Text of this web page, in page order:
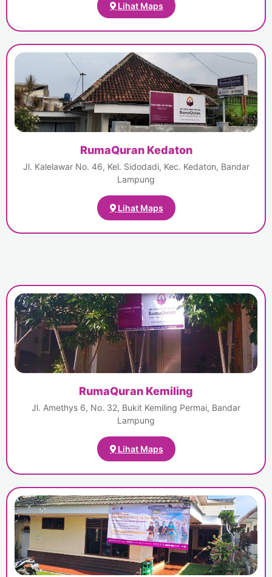
Lihat Maps
RumaQuran Kedaton
Jl. Kalelawar No. 46, Kel. Sidodadi, Kec. Kedaton, Bandar
Lampung
Lihat Maps
RumaQuran Kemiling
Jl. Amethys 6, No. 32, Bukit Kemiling Permai, Bandar
Lampung
Lihat Maps